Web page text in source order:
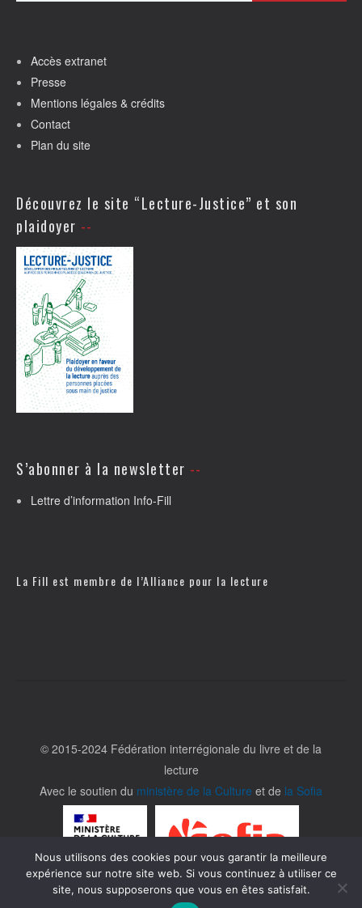
Accès extranet
Presse
Mentions légales & crédits
Contact
Plan du site
Découvrez le site “Lecture-Justice” et son
plaidoyer
S’abonner à la newsletter
Lettre d’information Info-Fill
La Fill est membre de l’Alliance pour la lecture
© 2015-2024 Fédération interrégionale du livre et de la
lecture
Avec le soutien du ministère de la Culture et de la Sofia
Nous utilisons des cookies pour vous garantir la meilleure
expérience sur notre site web. Si vous continuez à utiliser ce
site, nous supposerons que vous en êtes satisfait.